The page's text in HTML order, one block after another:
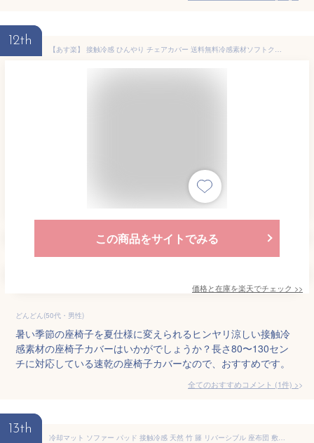
12th
【あす楽】 接触冷感 ひんやり チェアカバー 送料無料冷感素材ソフトクール100％使用 冷感・涼感・吸汗・速乾座イスカバー適応サイズ：約長さ80〜130cm冷感 ひんやり さらさら座いす・座イス・1人掛け用【★★】
この商品をサイトでみる
価格と在庫を楽天でチェック >>
どんどん(50代・男性)
暑い季節の座椅子を夏仕様に変えられるヒンヤリ涼しい接触冷
感素材の座椅子カバーはいかがでしょうか？長さ80〜130セン
チに対応している速乾の座椅子カバーなので、おすすめです。
全てのおすすめコメント (1件) >
13th
冷却マット ソファー パッド 接触冷感 天然 竹 籐 リバーシブル 座布団 敷きパッド 涼しい 通気性 蒸れない 肌に優しい シートカバー 軽量 ポータブル 車 後部座席 ソファー チェア 座椅子 暑さ対策 熱中症対策 (50*100cm 1枚)